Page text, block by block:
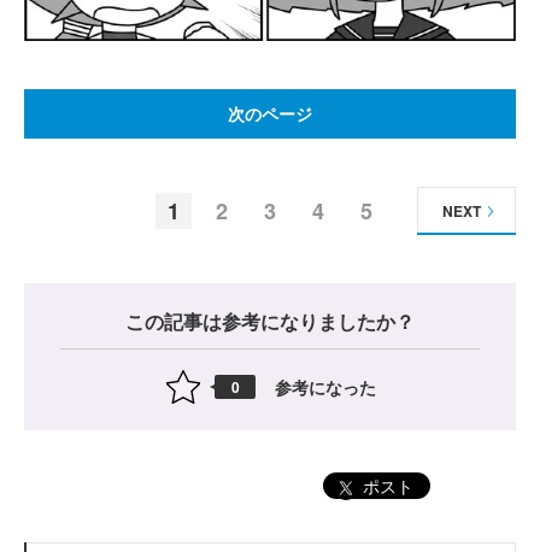
次のページ
1 2 3 4 5 NEXT
この記事は参考になりましたか？
0 参考になった
ポスト